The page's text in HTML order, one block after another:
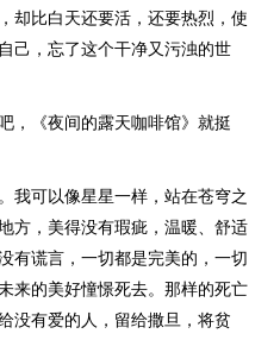
却比白天还要活，还要热烈，使
己，忘了这个干净又污浊的世
，《夜间的露天咖啡馆》就挺
我可以像星星一样，站在苍穹之
方，美得没有瑕疵，温暖、舒适
有谎言，一切都是完美的，一切
来的美好憧憬死去。那样的死亡
没有爱的人，留给撒旦，将贫